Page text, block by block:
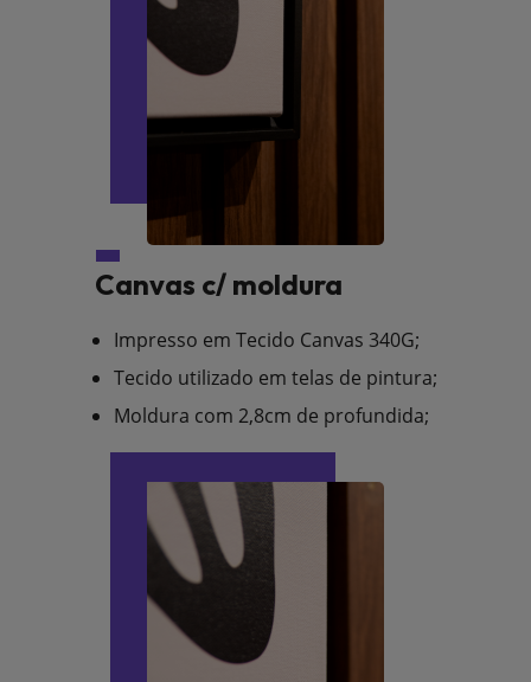
Canvas c/ moldura
Impresso em Tecido Canvas 340G;
Tecido utilizado em telas de pintura;
Moldura com 2,8cm de profundida;